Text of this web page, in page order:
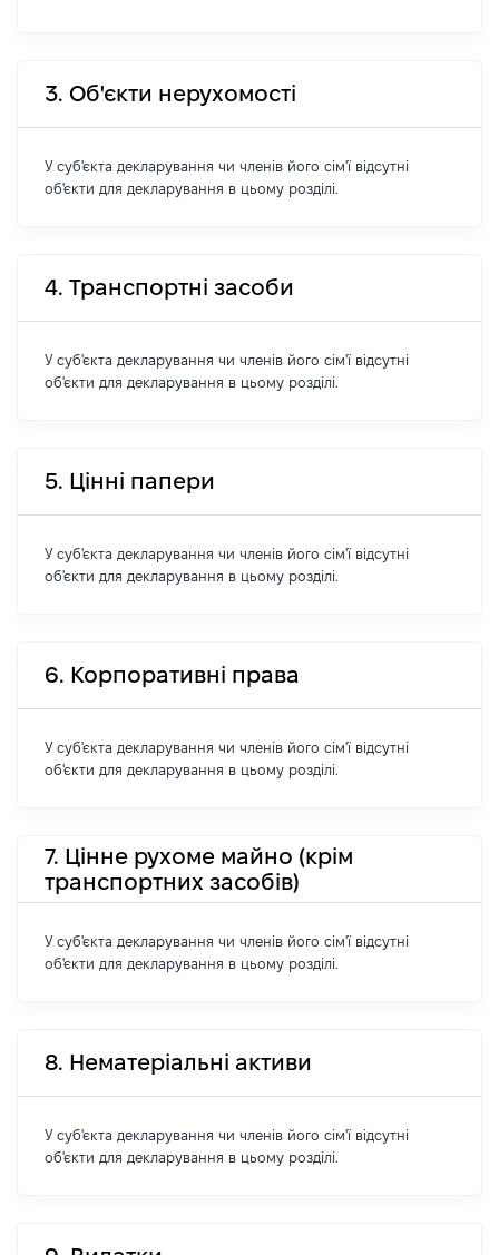
3. Об'єкти нерухомості
У суб'єкта декларування чи членів його сім'ї відсутні
об'єкти для декларування в цьому розділі.
4. Транспортні засоби
У суб'єкта декларування чи членів його сім'ї відсутні
об'єкти для декларування в цьому розділі.
5. Цінні папери
У суб'єкта декларування чи членів його сім'ї відсутні
об'єкти для декларування в цьому розділі.
6. Корпоративні права
У суб'єкта декларування чи членів його сім'ї відсутні
об'єкти для декларування в цьому розділі.
7. Цінне рухоме майно (крім
транспортних засобів)
У суб'єкта декларування чи членів його сім'ї відсутні
об'єкти для декларування в цьому розділі.
8. Нематеріальні активи
У суб'єкта декларування чи членів його сім'ї відсутні
об'єкти для декларування в цьому розділі.